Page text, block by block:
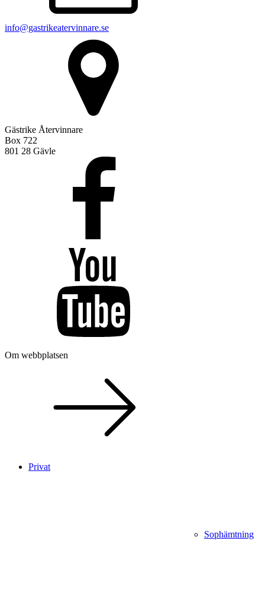
info@gastrikeatervinnare.se
Gästrike Återvinnare
Box 722
801 28 Gävle
Om webbplatsen
Privat
Sophämtning